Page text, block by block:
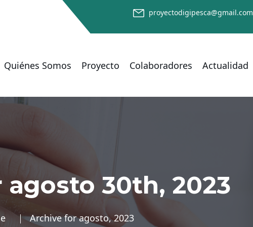
proyectodigipesca@gmail.com
Quiénes Somos Proyecto Colaboradores Actualidad
30th, 2023
Archive for agosto, 2023